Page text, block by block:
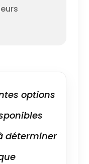
options
déterminer